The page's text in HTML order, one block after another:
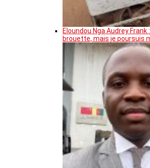
Eloundou Nga Audrey Frank
brouette, mais je poursuis